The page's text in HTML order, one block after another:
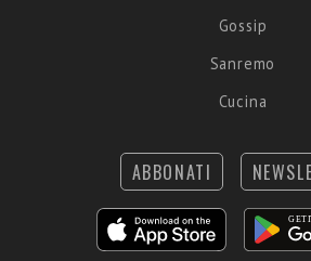
Gossip
Sanremo
Cucina
ABBONATI